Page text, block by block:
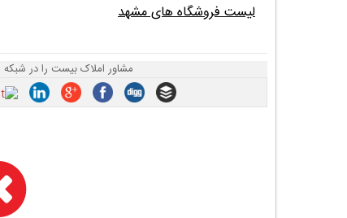
لیست فروشگاه های مشهد
مشاور املاک بیست را در شبکه